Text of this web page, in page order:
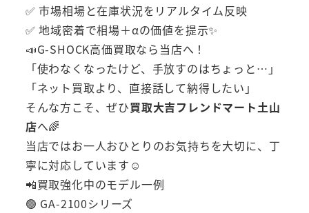
✅ 市場相場と在庫状況をリアルタイム反映
✅ 地域密着で相場＋αの価値を提示✨
📣G-SHOCK高価買取なら当店へ！
「使わなくなったけど、手放すのはちょっと…」
「ネット買取より、直接話して納得したい」
そんな方こそ、ぜひ買取大吉フレンドマート土山
店へ🌈
当店ではお一人おひとりのお気持ちを大切に、丁
寧に対応しています☺️
📲買取強化中のモデル一例
🟢 GA-2100シリーズ